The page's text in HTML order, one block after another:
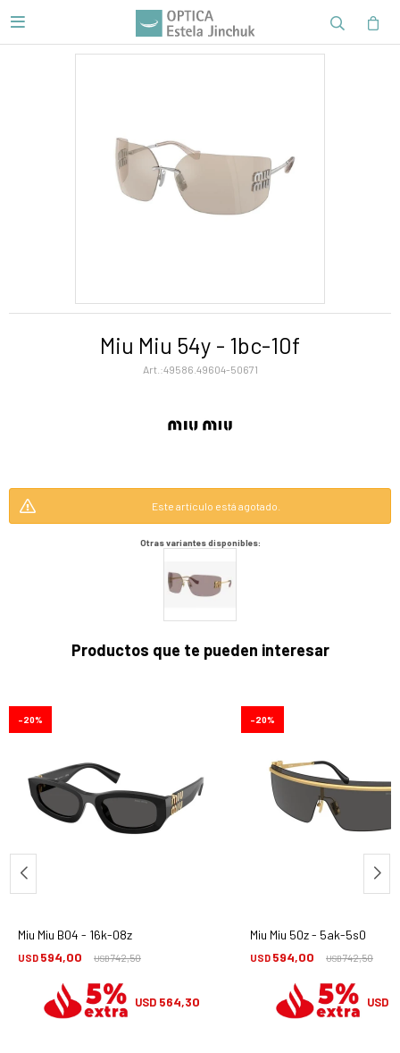

Miu Miu 54y - 1bc-10f
49586.49604-50671
Este artículo está agotado.
Otras variantes disponibles:
Productos que te pueden interesar
Miu Miu B04 - 16k-08z
USD 594,00 USD742,50
20
USD 564,30
Miu Miu 50z - 5ak-5s0
USD 594,00 USD742,50
20
USD